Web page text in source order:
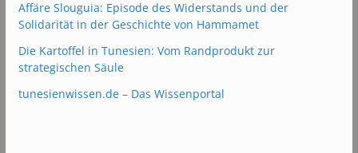
Affäre Slouguia: Episode des Widerstands und der
Solidarität in der Geschichte von Hammamet
Die Kartoffel in Tunesien: Vom Randprodukt zur
strategischen Säule
tunesienwissen.de – Das Wissenportal